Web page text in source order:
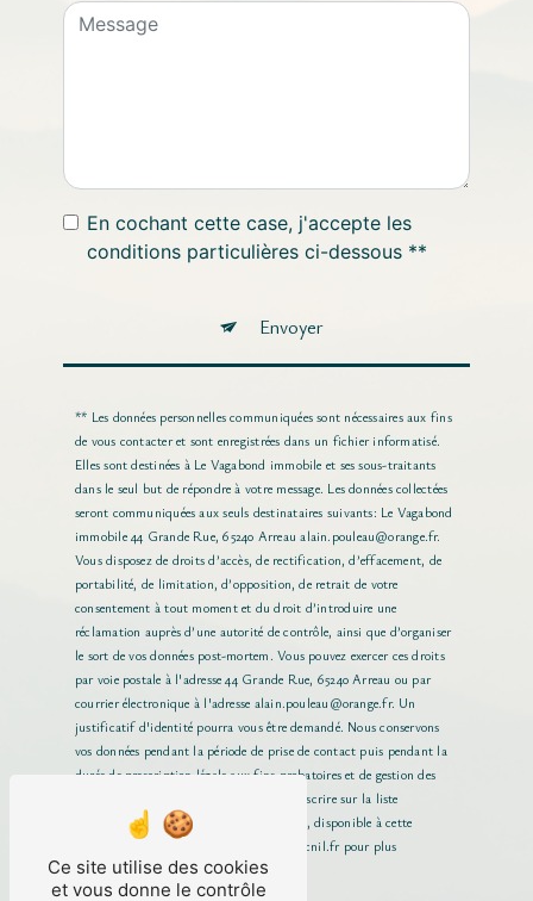
En cochant cette case, j'accepte les
conditions particulières ci-dessous **
Envoyer
** Les données personnelles communiquées sont nécessaires aux fins
de vous contacter et sont enregistrées dans un fichier informatisé.
Elles sont destinées à Le Vagabond immobile et ses sous-traitants
dans le seul but de répondre à votre message. Les données collectées
seront communiquées aux seuls destinataires suivants: Le Vagabond
immobile 44 Grande Rue, 65240 Arreau alain.pouleau@orange.fr.
Vous disposez de droits d’accès, de rectification, d’effacement, de
portabilité, de limitation, d’opposition, de retrait de votre
consentement à tout moment et du droit d’introduire une
réclamation auprès d’une autorité de contrôle, ainsi que d’organiser
le sort de vos données post-mortem. Vous pouvez exercer ces droits
par voie postale à l'adresse 44 Grande Rue, 65240 Arreau ou par
courrier électronique à l'adresse alain.pouleau@orange.fr. Un
justificatif d'identité pourra vous être demandé. Nous conservons
vos données pendant la période de prise de contact puis pendant la
durée de prescription légale aux fins probatoires et de gestion des
contentieux. Vous avez le droit de vous inscrire sur la liste
d'opposition au démarchage téléphonique, disponible à cette
. Consultez le site cnil.fr pour plus
d’informations sur vos droits.
Ce site utilise des cookies
et vous donne le contrôle